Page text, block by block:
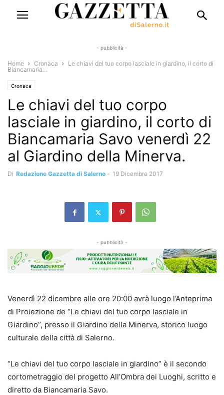
- pubblicità -
Home Cronaca
Le chiavi del tuo corpo lasciale in giardino, il corto di
Biancamaria...
Cronaca
Le chiavi del tuo corpo
lasciale in giardino, il corto di
Biancamaria Savo venerdì 22
al Giardino della Minerva.
Di Redazione Gazzetta di Salerno - 19 Dicembre 2017
- pubblicità -
Venerdì 22 dicembre alle ore 20:00 avrà luogo l’Anteprima
di Proiezione de “Le chiavi del tuo corpo lasciale in
Giardino”, presso il Giardino della Minerva, storico luogo
culturale della città di Salerno.
“Le chiavi del tuo corpo lasciale in giardino” è il secondo
cortometraggio del progetto All’Ombra dei Luoghi, scritto e
diretto da Biancamaria Savo.